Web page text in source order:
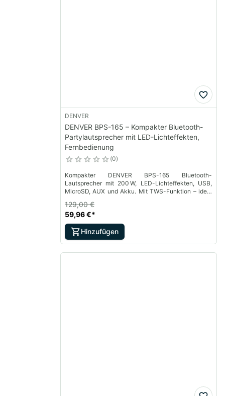
DENVER
DENVER BPS-165 – Kompakter Bluetooth-
Partylautsprecher mit LED-Lichteffekten,
Fernbedienung
0
Kompakter DENVER BPS-165 Bluetooth-
Lautsprecher mit 200 W, LED-Lichteffekten, USB,
MicroSD, AUX und Akku. Mit TWS-Funktion – ideal
59,96 €*
129,00 €
Hinzufügen